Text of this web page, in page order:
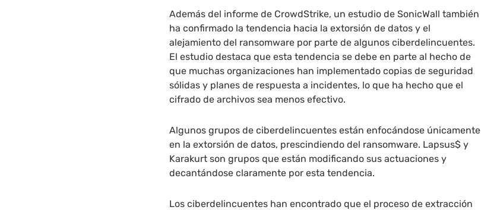
Además del informe de CrowdStrike, un estudio de SonicWall también
ha confirmado la tendencia hacia la extorsión de datos y el
alejamiento del ransomware por parte de algunos ciberdelincuentes.
El estudio destaca que esta tendencia se debe en parte al hecho de
que muchas organizaciones han implementado copias de seguridad
sólidas y planes de respuesta a incidentes, lo que ha hecho que el
cifrado de archivos sea menos efectivo.
Algunos grupos de ciberdelincuentes están enfocándose únicamente
en la extorsión de datos, prescindiendo del ransomware. Lapsus$ y
Karakurt son grupos que están modificando sus actuaciones y
decantándose claramente por esta tendencia.
Los ciberdelincuentes han encontrado que el proceso de extracción